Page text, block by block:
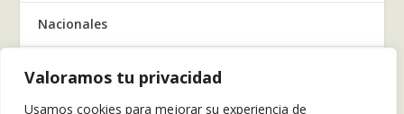
Valoramos tu privacidad
Usamos cookies para mejorar su experiencia de
Nacionales
Regionales